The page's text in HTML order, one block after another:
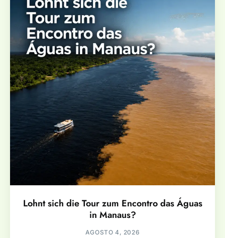
Lohnt sich die Tour zum Encontro das Águas
in Manaus?
AGOSTO 4, 2026